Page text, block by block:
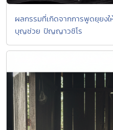
ผลกรรมที่เกิดจากการพูดยุยง
บุญช่วย ปัญญาวชิโร